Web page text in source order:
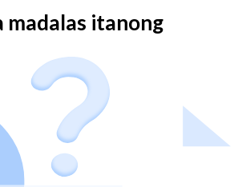
madalas itanong